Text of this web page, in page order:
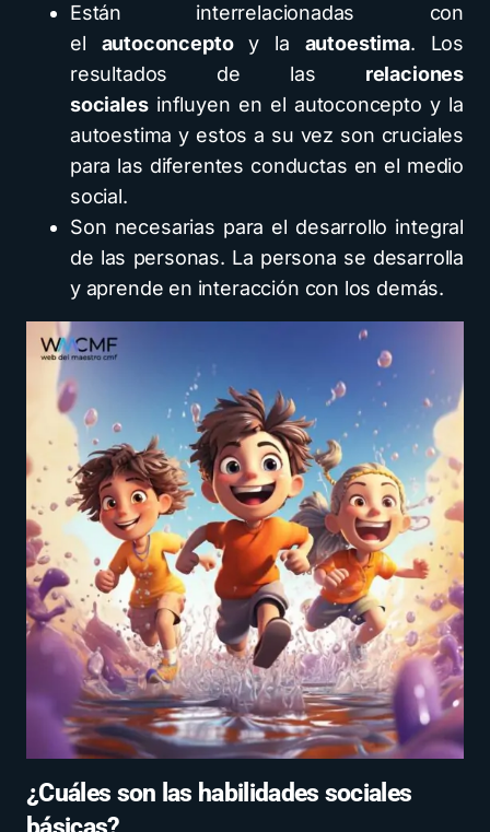
Están interrelacionadas con
el autoconceptoy la autoestima. Los
resultados de las relaciones
socialesinfluyen en el autoconcepto y la
autoestima y estos a su vez son cruciales
para las diferentes conductas en el medio
social.
Son necesarias para el desarrollo integral
de las personas. La persona se desarrolla
y aprende en interacción con los demás.
¿Cuáles son las habilidades sociales